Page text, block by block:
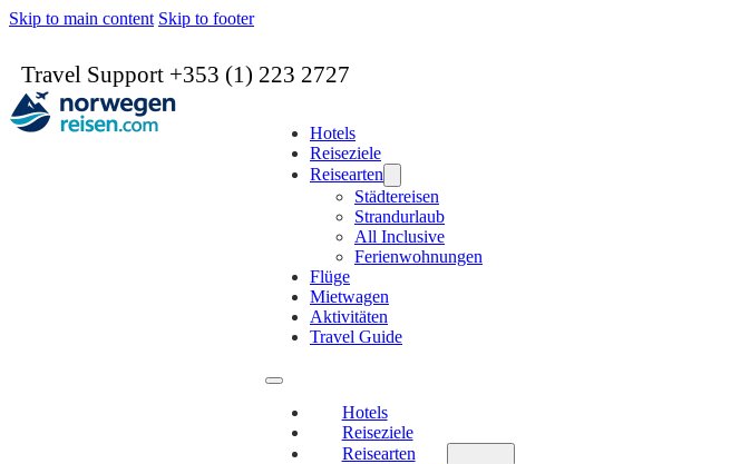
Skip to main content Skip to footer
Travel Support +353 (1) 223 2727
Hotels
Reiseziele
Reisearten
Städtereisen
Strandurlaub
All Inclusive
Ferienwohnungen
Flüge
Mietwagen
Aktivitäten
Travel Guide
Hotels
Reiseziele
Reisearten